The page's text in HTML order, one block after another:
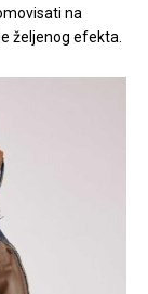
na
željenog efekta.